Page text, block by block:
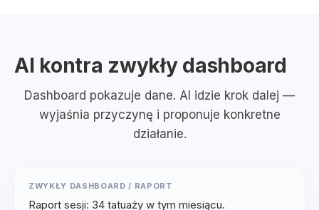
AI kontra zwykły dashboard
Dashboard pokazuje dane. AI idzie krok dalej —
wyjaśnia przyczynę i proponuje konkretne
działanie.
ZWYKŁY DASHBOARD / RAPORT
Raport sesji: 34 tatuaży w tym miesiącu.